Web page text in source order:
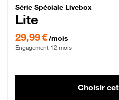
Série Spéciale
Série Spéciale Livebox
Lite
29,99 €/mois
Engagement 12 mois
Choisir